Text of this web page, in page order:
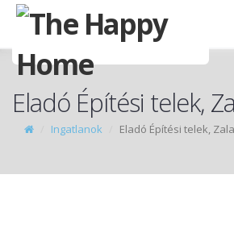
Eladó Építési telek,
Ingatlanok Eladó Építési telek,